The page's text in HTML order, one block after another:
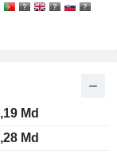
Md
Md